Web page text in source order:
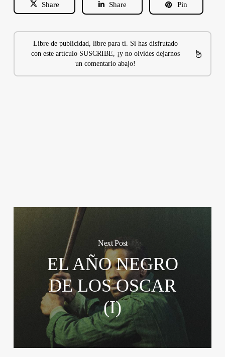
Share Share Pin
Libre de publicidad, libre para ti. Si has disfrutado
con este artículo SUSCRIBE, ¡y no olvides dejarnos
un comentario abajo!
Next Post
EL AÑO NEGRO
DE LOS OSCAR
(I)